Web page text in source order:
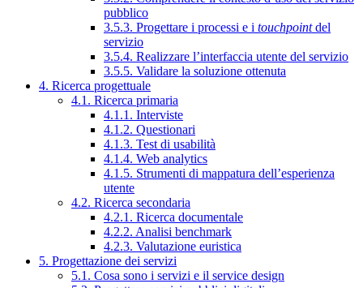
pubblico
3.5.3. Progettare i processi e i touchpointdel
servizio
3.5.4. Realizzare l’interfaccia utente del servizio
3.5.5. Validare la soluzione ottenuta
4. Ricerca progettuale
4.1. Ricerca primaria
4.1.1. Interviste
4.1.2. Questionari
4.1.3. Test di usabilità
4.1.4. Web analytics
4.1.5. Strumenti di mappatura dell’esperienza
utente
4.2. Ricerca secondaria
4.2.1. Ricerca documentale
4.2.2. Analisi benchmark
4.2.3. Valutazione euristica
5. Progettazione dei servizi
5.1. Cosa sono i servizi e il service design